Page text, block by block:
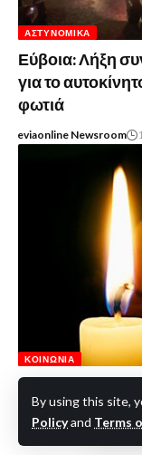
By using this site,
Policyand Terms
ΑΣΤΥΝΟΜΙΚΆ
Εύβοια: Λήξη
για το
φωτιά
eviaonline Newsroom
ΚΟΙΝΩΝΊΑ
Χαλκίδα-
ηλικία μόλις
καλός